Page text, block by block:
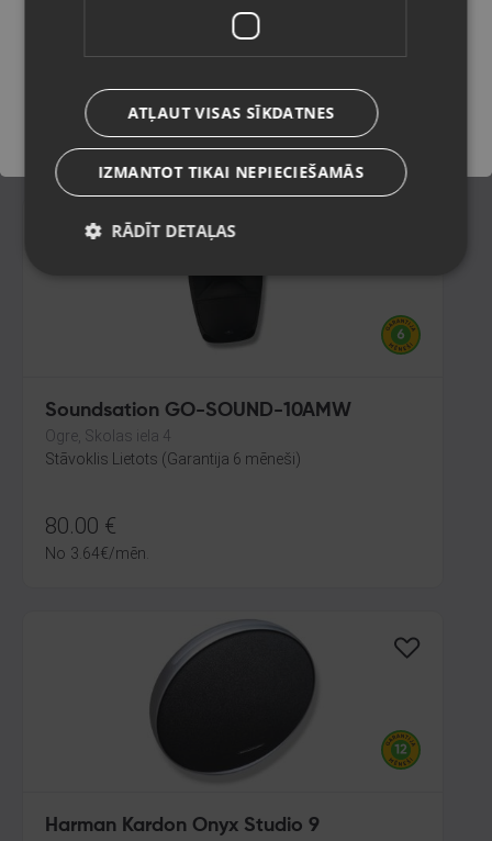
Stāvoklis Mazlietots (Garantija 12 mēneši)
65.00
2.96€/mēn.
Soundsation GO-SOUND-10AMW
Ogre, Skolas iela 4
Stāvoklis Lietots (Garantija 6 mēneši)
80.00 €
No 3.64€/mēn.
Harman Kardon Onyx Studio 9
Saglabāt
ATĻAUT VISAS SĪKDATNES
IZMANTOT TIKAI NEPIECIEŠAMĀS
RĀDĪT DETAĻAS